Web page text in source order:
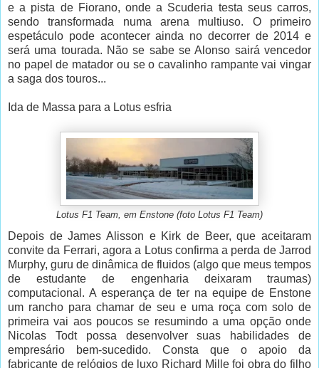
e a pista de Fiorano, onde a Scuderia testa seus carros,
sendo transformada numa arena multiuso. O primeiro
espetáculo pode acontecer ainda no decorrer de 2014 e
será uma tourada. Não se sabe se Alonso sairá vencedor
no papel de matador ou se o cavalinho rampante vai vingar
a saga dos touros...
Ida de Massa para a Lotus esfria
Lotus F1 Team, em Enstone (foto Lotus F1 Team)
Depois de James Alisson e Kirk de Beer, que aceitaram
convite da Ferrari, agora a Lotus confirma a perda de Jarrod
Murphy, guru de dinâmica de fluidos (algo que meus tempos
de estudante de engenharia deixaram traumas)
computacional. A esperança de ter na equipe de Enstone
um rancho para chamar de seu e uma roça com solo de
primeira vai aos poucos se resumindo a uma opção onde
Nicolas Todt possa desenvolver suas habilidades de
empresário bem-sucedido. Consta que o apoio da
fabricante de relógios de luxo Richard Mille foi obra do filho